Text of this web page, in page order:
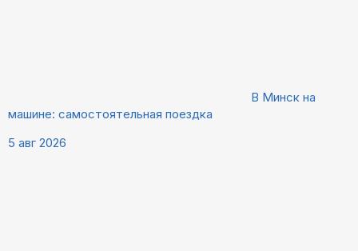
В Минск на
машине: самостоятельная поездка
5 авг 2026